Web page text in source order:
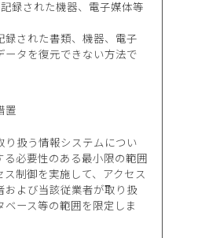
記録された機器、電子媒体等
された書類、機器、電子
ータを復元できない方法で
置
扱う情報システムについ
る必要性のある最小限の範囲
ス制御を実施して、アクセス
および当該従業者が取り扱
ベース等の範囲を限定しま